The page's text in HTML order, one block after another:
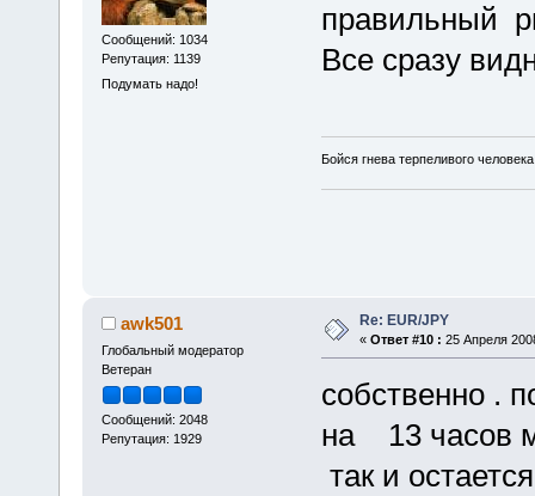
Сообщений: 1034
Репутация: 1139
Подумать надо!
правильный
Все сразу
Бойся гнева терпеливого
awk501
Глобальный модератор
Ветеран
Сообщений: 2048
Репутация: 1929
Re: EUR/JPY
« Ответ #10 : 25 Апреля
собственно .
на 13 часов
так и